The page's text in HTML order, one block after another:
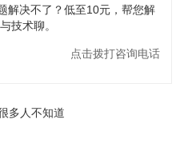
解决不了？低至10元，帮您解
技术聊。
点击拨打咨询电话
多人不知道